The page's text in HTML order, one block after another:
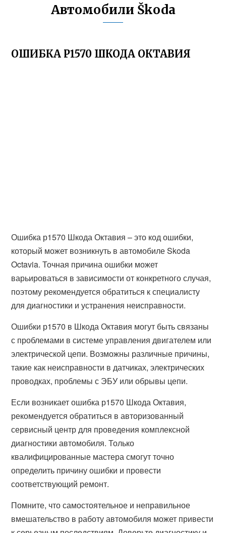
Автомобили Škoda
ОШИБКА Р1570 ШКОДА ОКТАВИЯ
Ошибка р1570 Шкода Октавия – это код ошибки,
который может возникнуть в автомобиле Skoda
Octavia. Точная причина ошибки может
варьироваться в зависимости от конкретного случая,
поэтому рекомендуется обратиться к специалисту
для диагностики и устранения неисправности.
Ошибки р1570 в Шкода Октавия могут быть связаны
с проблемами в системе управления двигателем или
электрической цепи. Возможны различные причины,
такие как неисправности в датчиках, электрических
проводках, проблемы с ЭБУ или обрывы цепи.
Если возникает ошибка р1570 Шкода Октавия,
рекомендуется обратиться в авторизованный
сервисный центр для проведения комплексной
диагностики автомобиля. Только
квалифицированные мастера смогут точно
определить причину ошибки и провести
соответствующий ремонт.
Помните, что самостоятельное и неправильное
вмешательство в работу автомобиля может привести